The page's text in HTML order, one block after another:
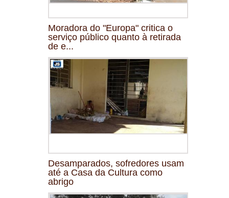
Moradora do "Europa" critica o
serviço público quanto à retirada
de e...
Desamparados, sofredores usam
até a Casa da Cultura como
abrigo